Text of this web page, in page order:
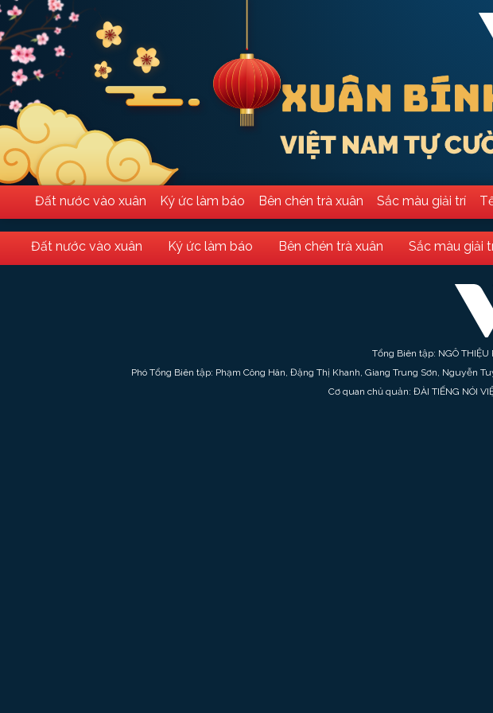
Đất nước vào xuân Ký ức làm báo Bên chén trà xuân Sắc màu giải trí
Đất nước vào xuân Ký ức làm báo Bên chén trà xuân Sắc màu giải
Tổng Biên tập: NGÔ THIỆU
Phó Tổng Biên tập: Phạm Công Hân, Đặng Thị Khanh, Giang Trung Sơn, Nguyễn
Cơ quan chủ quản: ĐÀI TIẾNG NÓI